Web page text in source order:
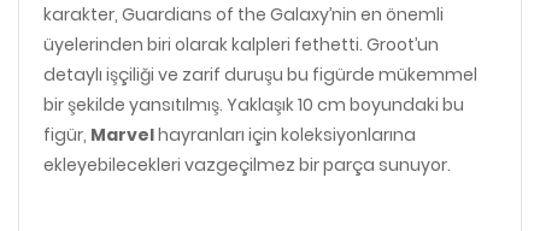
karakter, Guardians of the Galaxy’nin en önemli
üyelerinden biri olarak kalpleri fethetti. Groot’un
detaylı işçiliği ve zarif duruşu bu figürde mükemmel
bir şekilde yansıtılmış. Yaklaşık 10 cm boyundaki bu
figür, Marvelhayranları için koleksiyonlarına
ekleyebilecekleri vazgeçilmez bir parça sunuyor.